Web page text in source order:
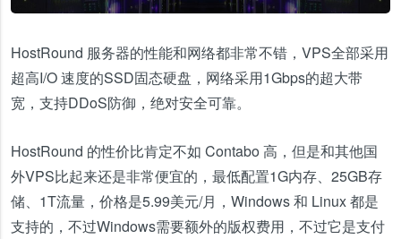
HostRound 服务器的性能和网络都非常不错，VPS全部采用
超高I/O 速度的SSD固态硬盘，网络采用1Gbps的超大带
宽，支持DDoS防御，绝对安全可靠。
HostRound 的性价比肯定不如 Contabo 高，但是和其他国
外VPS比起来还是非常便宜的，最低配置1G内存、25GB存
储、1T流量，价格是5.99美元/月，Windows 和 Linux 都是
支持的，不过Windows需要额外的版权费用，不过它是支付